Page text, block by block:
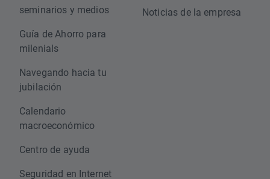
seminarios y medios
Guía de Ahorro para
milenials
Navegando hacia tu
jubilación
Calendario
macroeconómico
Centro de ayuda
Seguridad en Internet
Noticias de la empresa